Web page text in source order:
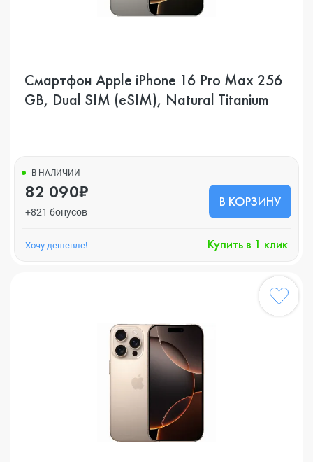
Смартфон Apple iPhone 16 Pro Max 256
GB, Dual SIM (eSIM), Natural Titanium
В НАЛИЧИИ
82 090₽
+821 бонусов
В КОРЗИНУ
Хочу дешевле! Купить в 1 клик